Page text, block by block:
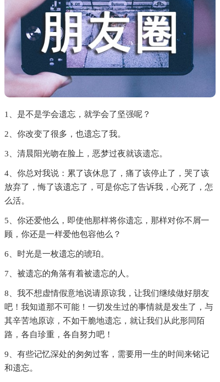
1、是不是学会遗忘，就学会了坚强呢？
2、你改变了很多，也遗忘了我。
3、清晨阳光吻在脸上，恶梦过夜就该遗忘。
4、你总对我说：累了该休息了，痛了该停止了，哭了该
放弃了，悔了该遗忘了，可是你忘了告诉我，心死了，怎
么活。
5、你还爱他么，即使他那样将你遗忘，那样对你不屑一
顾，你还是一样爱他包容他么？
6、时光是一枚遗忘的琥珀。
7、被遗忘的角落有着被遗忘的人。
8、我不想虚情假意地说请原谅我，让我们继续做好朋友
吧！我知道那不可能！一切发生过的事情就是发生了，与
其辛苦地原谅，不如干脆地遗忘，就让我们从此形同陌
路，各自珍重，各自努力吧！
9、有些记忆深处的匆匆过客，需要用一生的时间来铭记
和遗忘。